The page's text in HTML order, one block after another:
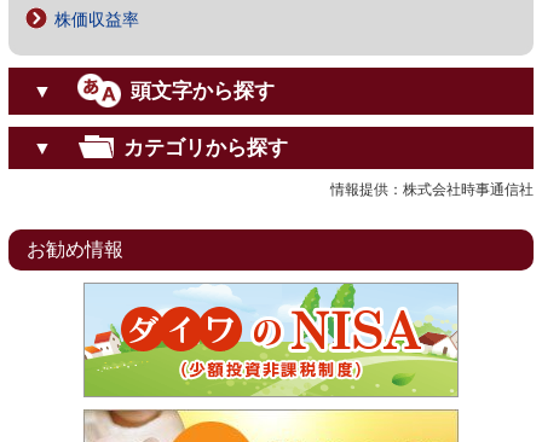
株価収益率
▼ 頭文字から探す
▼ カテゴリから探す
情報提供：株式会社時事通信社
お勧め情報